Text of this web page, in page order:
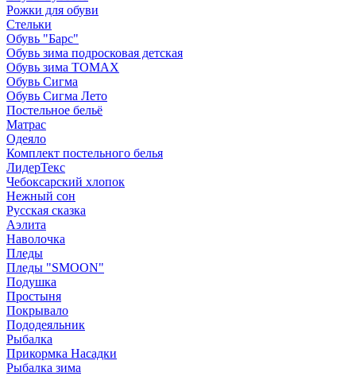
Рожки для обуви
Стельки
Обувь "Барс"
Обувь зима подросковая детская
Обувь зима ТОМАХ
Обувь Сигма
Обувь Сигма Лето
Постельное бельё
Матрас
Одеяло
Комплект постельного белья
ЛидерТекс
Чебоксарский хлопок
Нежный сон
Русская сказка
Аэлита
Наволочка
Пледы
Пледы "SMOON"
Подушка
Простыня
Покрывало
Пододеяльник
Рыбалка
Прикормка Насадки
Рыбалка зима